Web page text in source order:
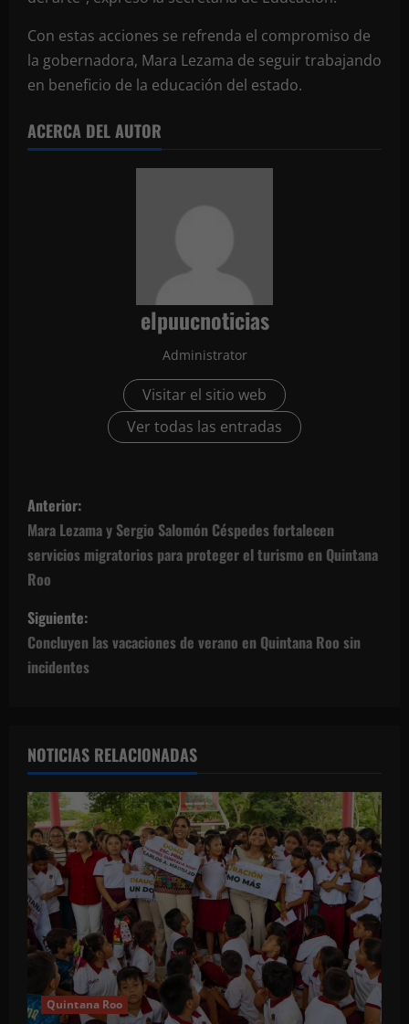
Con estas acciones se refrenda el compromiso de
la gobernadora, Mara Lezama de seguir trabajando
en beneficio de la educación del estado.
ACERCA DEL AUTOR
elpuucnoticias
Administrator
Visitar el sitio web
Ver todas las entradas
N
a
v
e
g
i
ó
n
d
e
e
n
Anterior:
Mara Lezama y Sergio Salomón Céspedes fortalecen
servicios migratorios para proteger el turismo en Quintana
Roo
Siguiente:
Concluyen las vacaciones de verano en Quintana Roo sin
incidentes
NOTICIAS RELACIONADAS
Quintana Roo